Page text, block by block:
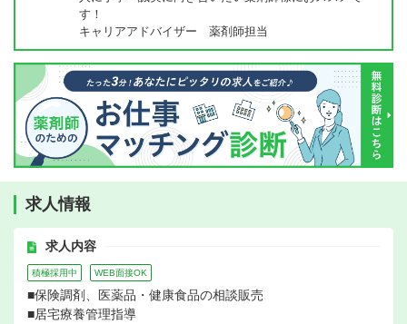
す！
キャリアアドバイザー 薬剤師担当
求人情報
求人内容
積極採用中 WEB面接OK
■保険調剤、医薬品・健康食品の相談販売
■居宅療養管理指導